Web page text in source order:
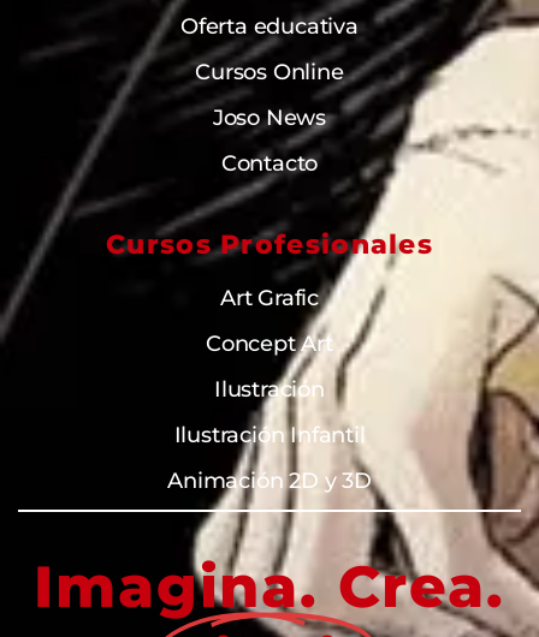
Oferta educativa
Cursos Online
Joso News
Contacto
Cursos Profesionales
Art Grafic
Concept Art
Ilustración
Ilustración Infantil
Animación 2D y 3D
Imagina. Crea.